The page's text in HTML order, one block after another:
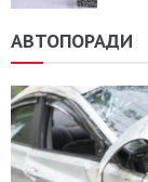
АВТОПОРАДИ